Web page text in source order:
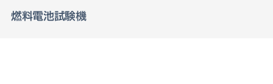
燃料電池試験機